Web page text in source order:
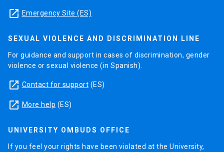
launch Emergency Site (ES)
SEXUAL VIOLENCE AND DISCRIMINATION LINE
For guidance and support in cases of discrimination, gender
violence or sexual violence (in Spanish).
launch Contact for support (ES)
launch More help (ES)
UNIVERSITY OMBUDS OFFICE
If you feel your rights have been violated at the University,